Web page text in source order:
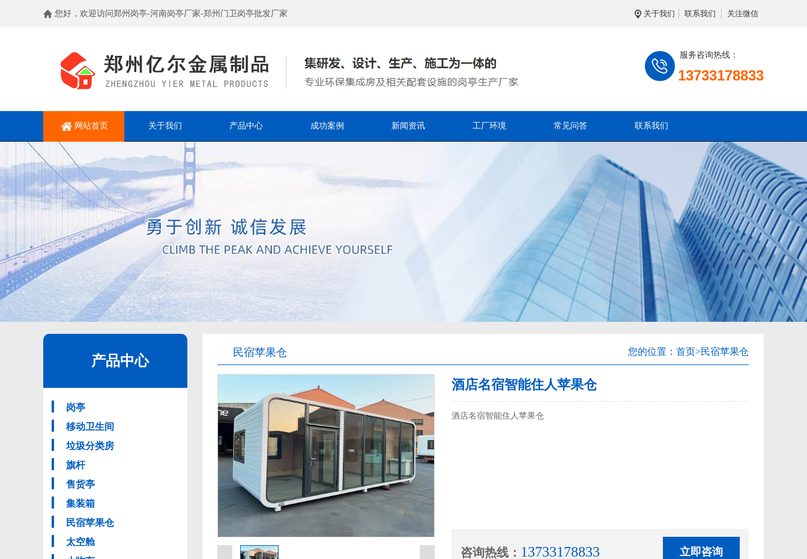
您好，欢迎访问郑州岗亭-河南岗亭厂家-郑州门卫岗亭批发厂家 关于我们 联系我们 关注微信
服务咨询热线：
13733178833
网站首页 关于我们 产品中心 成功案例 新闻资讯 工厂环境 常见问答 联系我们
产品中心
岗亭
移动卫生间
垃圾分类房
旗杆
售货亭
集装箱
民宿苹果仓
太空舱
民宿苹果仓 您的位置： 首页>民宿苹果仓
酒店名宿智能住人苹果仓
酒店名宿智能住人苹果仓
咨询热线： 13733178833 立即咨询